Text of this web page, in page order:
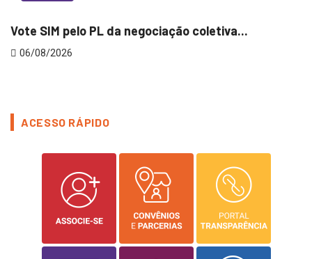
Vote SIM pelo PL da negociação coletiva...
06/08/2026
ACESSO RÁPIDO